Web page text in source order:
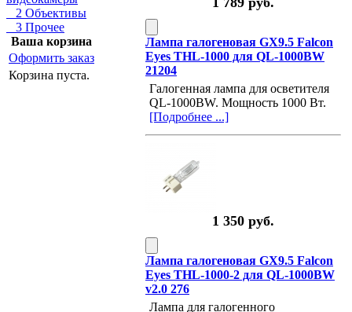
2 Объективы
3 Прочее
Ваша корзина
Оформить заказ
Корзина пуста.
Лампа галогеновая GX9.5 Falcon
Eyes THL-1000 для QL-1000BW
21204
Галогенная лампа для осветителя
QL-1000BW. Мощность 1000 Вт.
[Подробнее ...]
1 350 руб.
Лампа галогеновая GX9.5 Falcon
Eyes THL-1000-2 для QL-1000BW
v2.0 276
Лампа для галогенного